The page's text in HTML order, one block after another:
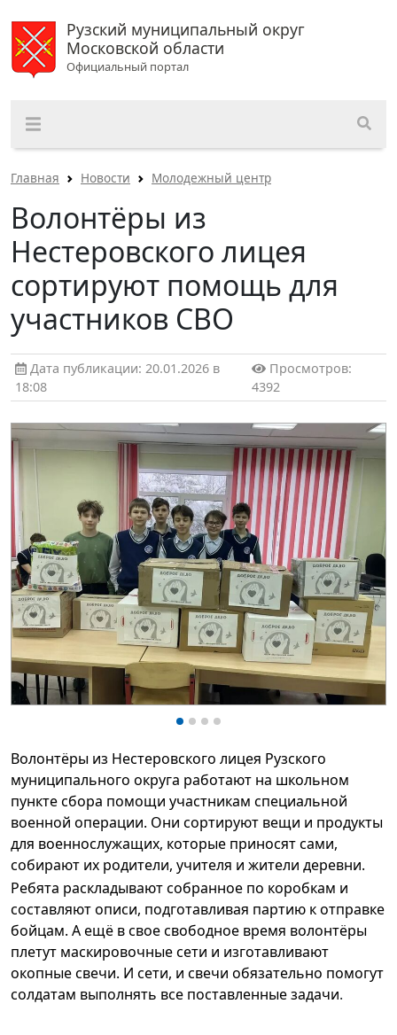
Рузский муниципальный округ
Московской области
Официальный портал
Главная Новости Молодежный центр
Волонтёры из
Нестеровского лицея
сортируют помощь для
участников СВО
Дата публикации: 20.01.2026 в
18:08
Просмотров:
4392
Волонтёры из Нестеровского лицея Рузского
муниципального округа работают на школьном
пункте сбора помощи участникам специальной
военной операции. Они сортируют вещи и продукты
для военнослужащих, которые приносят сами,
собирают их родители, учителя и жители деревни.
Ребята раскладывают собранное по коробкам и
составляют описи, подготавливая партию к отправке
бойцам. А ещё в свое свободное время волонтёры
плетут маскировочные сети и изготавливают
окопные свечи. И сети, и свечи обязательно помогут
солдатам выполнять все поставленные задачи.